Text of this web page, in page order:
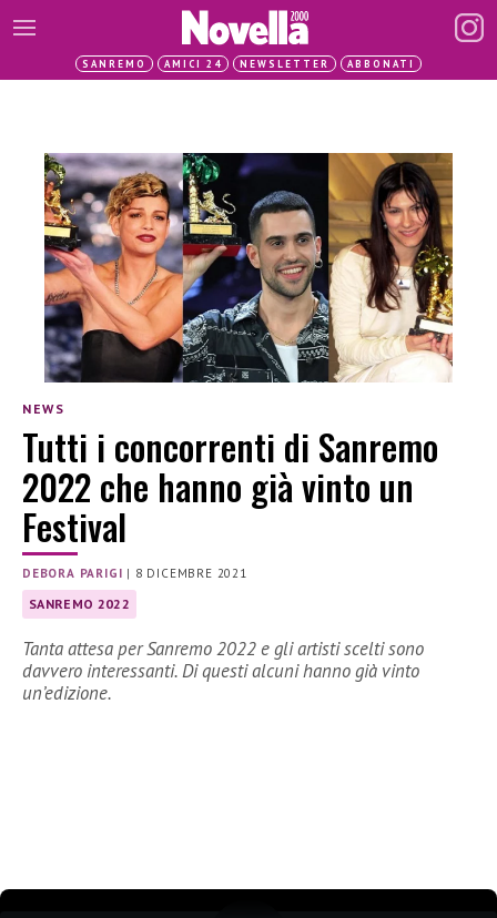
SANREMO AMICI 24 NEWSLETTER ABBONATI
NEWS
Tutti i concorrenti di Sanremo
2022 che hanno già vinto un
Festival
DEBORA PARIGI | 8 DICEMBRE 2021
SANREMO 2022
Tanta attesa per Sanremo 2022 e gli artisti scelti sono
davvero interessanti. Di questi alcuni hanno già vinto
un’edizione.